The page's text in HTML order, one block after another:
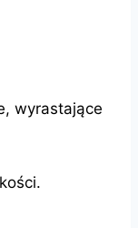
wyrastające